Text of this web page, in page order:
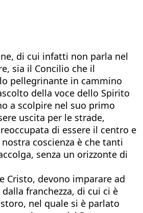
di cui infatti non parla nel
sia il Concilio che il
pellegrinante in cammino
della voce dello Spirito
a scolpire nel suo primo
uscita per le strade,
di essere il centro e
coscienza è che tanti
senza un orizzonte di
Cristo, devono imparare ad
franchezza, di cui ci è
nel quale si è parlato